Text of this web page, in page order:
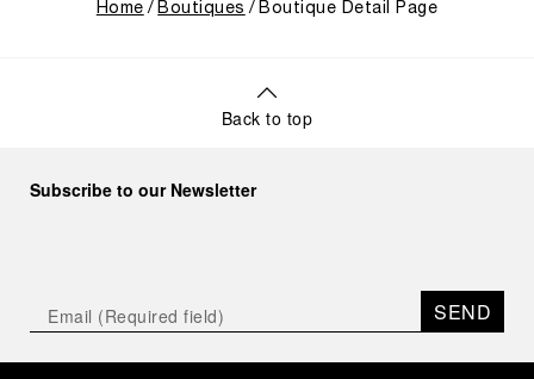
Home Boutiques Boutique Detail Page
Back to top
Subscribe to our Newsletter
SEND